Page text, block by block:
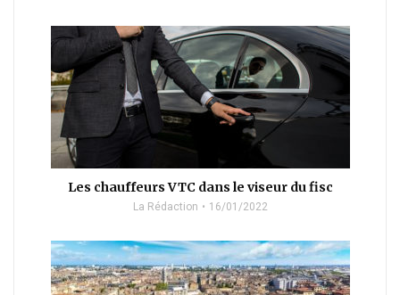
Les chauffeurs VTC dans le viseur du fisc
La Rédaction 16/01/2022